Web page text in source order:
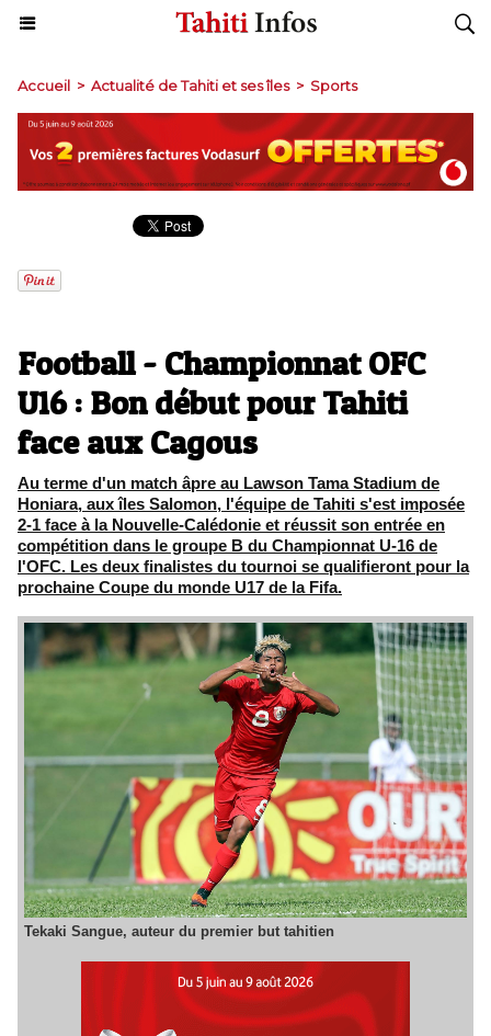
Accueil > Actualité de Tahiti et ses îles > Sports
Football - Championnat OFC
U16 : Bon début pour Tahiti
face aux Cagous
Au terme d'un match âpre au Lawson Tama Stadium de
Honiara, aux îles Salomon, l'équipe de Tahiti s'est imposée
2-1 face à la Nouvelle-Calédonie et réussit son entrée en
compétition dans le groupe B du Championnat U-16 de
l'OFC. Les deux finalistes du tournoi se qualifieront pour la
prochaine Coupe du monde U17 de la Fifa.
Tekaki Sangue, auteur du premier but tahitien